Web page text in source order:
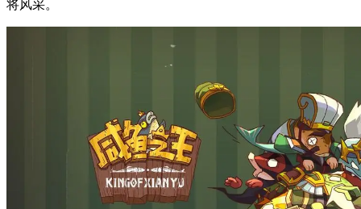
将风采。